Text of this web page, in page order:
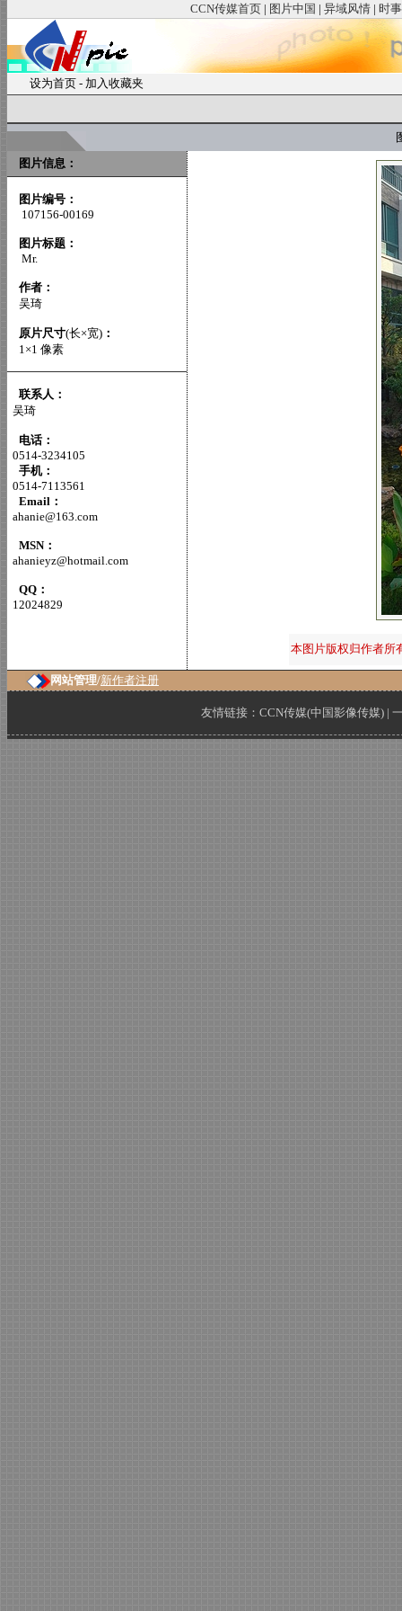
CCN传媒首页 | 图片中国 | 异域风情 | 时
设为首页 - 加入收藏夹
图片信息：
图片编号：
107156-00169
图片标题：
Mr.
作者：
吴琦
原片尺寸(长×宽) ：
1×1 像素
联系人：
吴琦
电话：
0514-3234105
手机：
0514-7113561
Email：
ahanie@163.com
MSN：
ahanieyz@hotmail.com
QQ：
12024829
本图片版权归作者所
网站管理/新作者注册
友情链接： CCN传媒(中国影像传媒) |